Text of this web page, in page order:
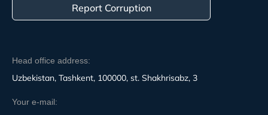
Head office address:
Uzbekistan, Tashkent, 100000, st. Shakhrisabz, 3
Your e-mail:
Report Corruption